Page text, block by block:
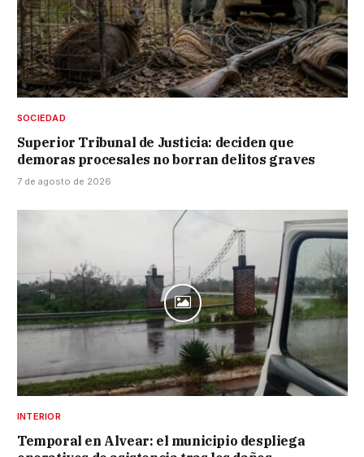
SOCIEDAD
Superior Tribunal de Justicia: deciden que
demoras procesales no borran delitos graves
7 de agosto de 2026
INTERIOR
Temporal en Alvear: el municipio despliega